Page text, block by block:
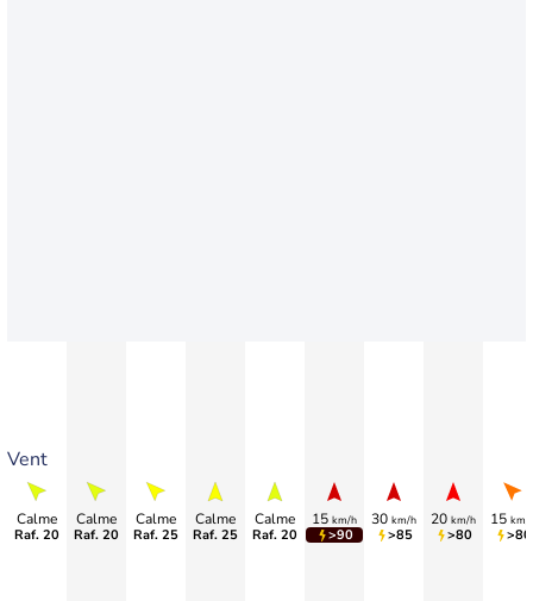
Vent
Calme
Raf. 20
Calme
Raf. 20
Calme
Raf. 25
Calme
Raf. 25
Calme
Raf. 20
15 km/h
>90
30 km/h
>85
20 km/h
>80
15 km/
>80